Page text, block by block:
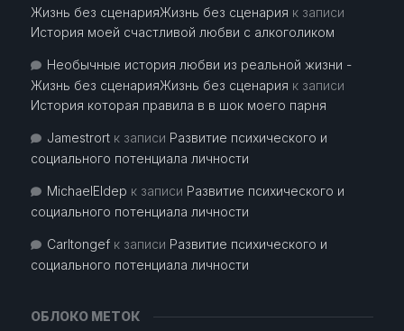
Жизнь без сценарияЖизнь без сценария к записи
История моей счастливой любви с алкоголиком
Необычные история любви из реальной жизни -
Жизнь без сценарияЖизнь без сценария к записи
История которая правила в в шок моего парня
Jamestrortк записи Развитие психического и
социального потенциала личности
MichaelEldep к записи Развитие психического и
социального потенциала личности
Carltongefк записи Развитие психического и
социального потенциала личности
ОБЛОКО МЕТОК